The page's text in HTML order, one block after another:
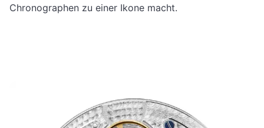
Chronographen zu einer Ikone macht.